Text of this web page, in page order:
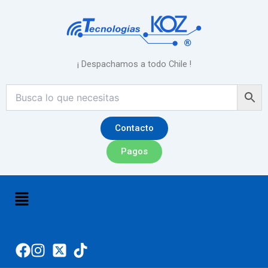
¡ Despachamos a todo Chile !
Contacto
Pagos
Menú